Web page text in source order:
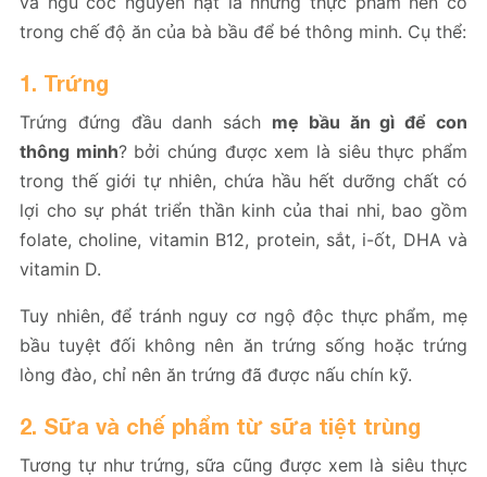
trong chế độ ăn của bà bầu để bé thông minh. Cụ thể:
1. Trứng
Trứng đứng đầu danh sách mẹ bầu ăn gì để con
thông minh? bởi chúng được xem là siêu thực phẩm
trong thế giới tự nhiên, chứa hầu hết dưỡng chất có
lợi cho sự phát triển thần kinh của thai nhi, bao gồm
folate, choline, vitamin B12, protein, sắt, i-ốt, DHA và
vitamin D.
Tuy nhiên, để tránh nguy cơ ngộ độc thực phẩm, mẹ
bầu tuyệt đối không nên ăn trứng sống hoặc trứng
lòng đào, chỉ nên ăn trứng đã được nấu chín kỹ.
2. Sữa và chế phẩm từ sữa tiệt trùng
Tương tự như trứng, sữa cũng được xem là siêu thực